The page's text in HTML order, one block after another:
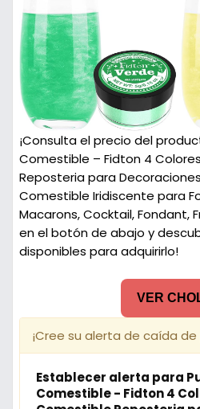
¡Consulta el precio del
Comestible – Fidton 4
Reposteria para
Comestible Iridiscente para
Macarons, Cocktail, Fondant,
en el botón de abajo y
disponibles para adquirirlo!
VER
¡Cree su alerta de caída
Establecer alerta para
Comestible - Fidton 4